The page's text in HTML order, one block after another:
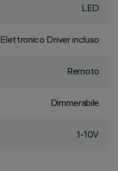
LED
Elettronico Driver incluso
Remoto
Dimmerabile
1-10V